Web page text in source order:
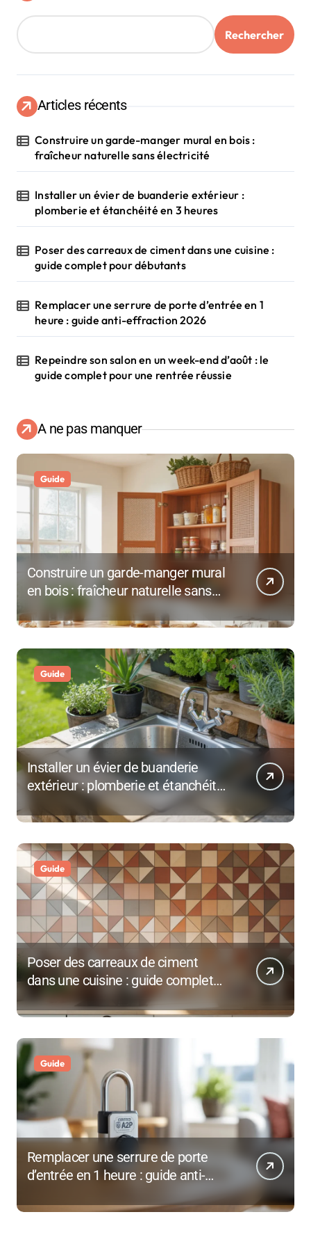
Rechercher
Articles récents
Construire un garde-manger mural en bois :
fraîcheur naturelle sans électricité
Installer un évier de buanderie extérieur :
plomberie et étanchéité en 3 heures
Poser des carreaux de ciment dans une cuisine :
guide complet pour débutants
Remplacer une serrure de porte d’entrée en 1
heure : guide anti-effraction 2026
Repeindre son salon en un week-end d’août : le
guide complet pour une rentrée réussie
A ne pas manquer
Guide
Construire un garde-manger mural
en bois : fraîcheur naturelle sans
Guide
Installer un évier de buanderie
extérieur : plomberie et étanchéité
en 3 heures
Guide
Poser des carreaux de ciment
dans une cuisine : guide complet
pour débutants
Guide
Remplacer une serrure de porte
d’entrée en 1 heure : guide anti-